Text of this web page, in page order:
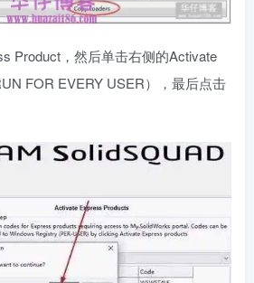
Product，然后单击右侧的Activate
FOR EVERY USER），最后点击